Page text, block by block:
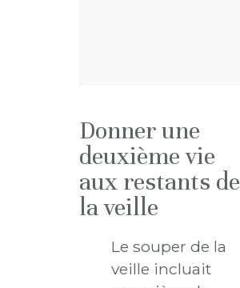
Donner une
deuxième vie
aux restants de
la veille
Le souper de la
veille incluait